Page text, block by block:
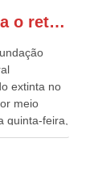
o
GONZAGA PATRIOTA comemora o retorno da FUNASA
extinta no
meio
quinta-feira,
hoje em